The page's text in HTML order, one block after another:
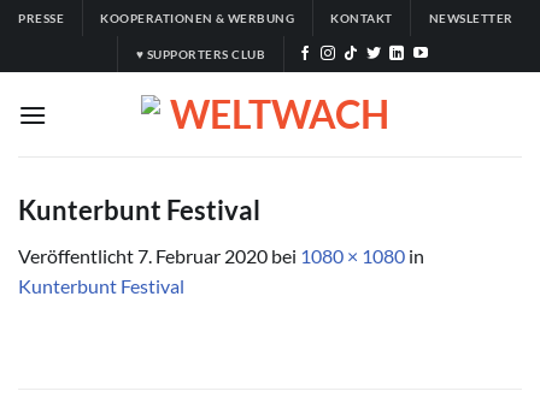
Zum
springen
PRESSE KOOPERATIONEN & WERBUNG KONTAKT NEWSLETTER
♥ SUPPORTERS CLUB
Kunterbunt Festival
Veröffentlicht7. Februar 2020 bei 1080 × 1080 in
Kunterbunt Festival